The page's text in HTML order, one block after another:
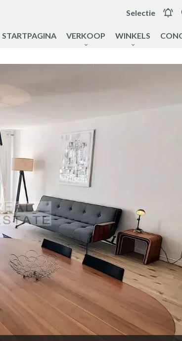
Selectie
STARTPAGINA VERKOOP WINKELS